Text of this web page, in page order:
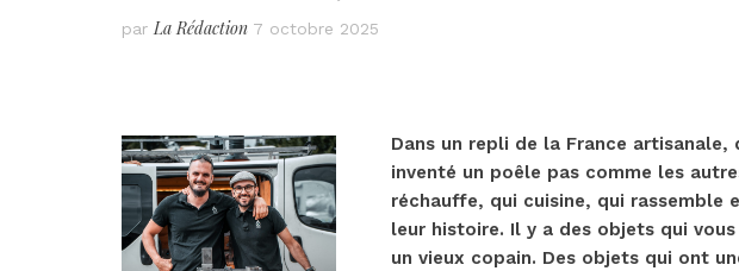
par La Rédaction 7 octobre 2025
Dans un repli de la France artisanale,
inventé un poêle pas comme les
réchauffe, qui cuisine, qui rassemble
leur histoire. Il y a des objets qui
un vieux copain. Des objets qui ont